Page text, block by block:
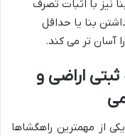
نیز با اثبات تصرف
بنا یا حداقل
آسان تر می کند.
اراضی و
تصویب شد، یکی از مهمترین راهگشاها